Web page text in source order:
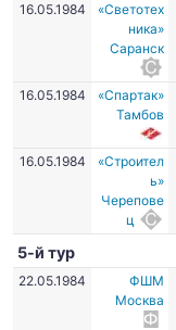
16.05.1984
«Светотех
ника»
Саранск
16.05.1984
«Спартак»
Тамбов
16.05.1984
«Строител
ь»
Черепове
ц
5-й тур
22.05.1984
ФШМ
Москва